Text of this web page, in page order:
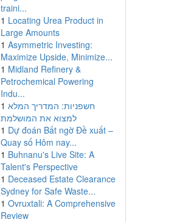
traini...
1 Locating Urea Product in
Large Amounts
1 Asymmetric Investing:
Maximize Upside, Minimize...
1 Midland Refinery &
Petrochemical Powering
Indu...
1 חשפניות: המדריך המלא
למצוא את המושלמת
1 Dự đoán Bất ngờ Đề xuất –
Quay số Hôm nay...
1 Buhnanu's Live Site: A
Talent's Perspective
1 Deceased Estate Clearance
Sydney for Safe Waste...
1 Ovruxtali: A Comprehensive
Review